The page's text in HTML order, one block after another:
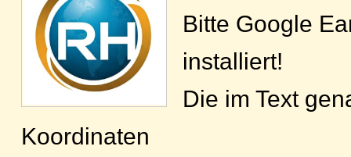
Bitte Google
installiert!
Die im Text
Koordinaten